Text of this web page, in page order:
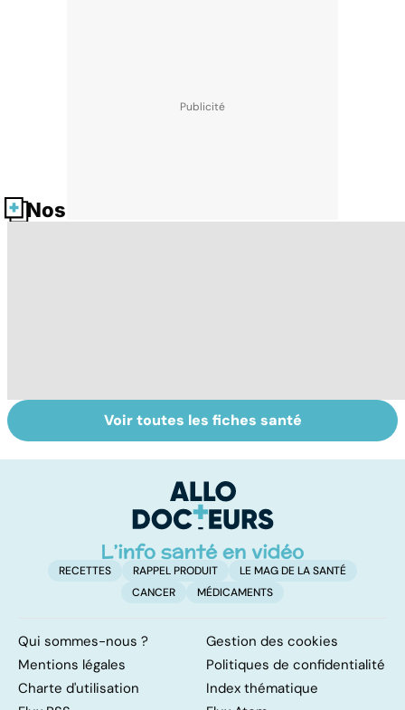
Nos fiches santé
La tuberculose
pulmonaire
Tout savoir sur
les infections
Voir toutes les fiches santé
RECETTES RAPPEL PRODUIT
LE MAG DE LA SANTÉ
CANCER
MÉDICAMENTS
Qui sommes-nous ?
Gestion des cookies
Mentions légales
Politiques de confidentialité
Charte d'utilisation
Index thématique